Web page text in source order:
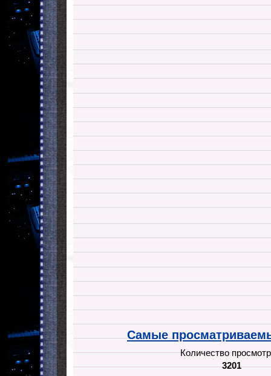
Самые
Количество
3201